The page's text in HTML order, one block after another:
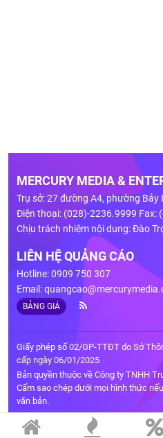
MERCURY MEDIA &
Trụ sở: 27 đường A4, phường Bảy
Điện thoại: (028)-2236.9999 Fax:
Chịu trách nhiệm nội dung: Đào
LIÊN HỆ QUẢNG CÁO
Hotline: 0909 750 307
Email:
BẢNG GIÁ
Giấy phép số 02/GP-TTĐT do Sở
cấp ngày 06/01/2025
Bản quyền thuộc về Công ty TNHH
Cấm sao chép dưới mọi hình thức
văn bản.